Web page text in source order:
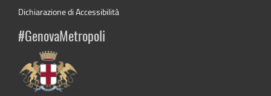
Dichiarazione di Accessibilità
#GenovaMetropoli